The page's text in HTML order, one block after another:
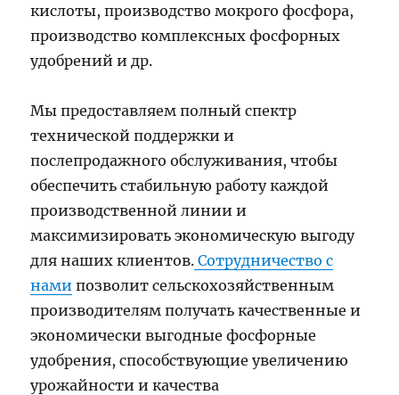
кислоты, производство мокрого фосфора,
производство комплексных фосфорных
удобрений и др.
Мы предоставляем полный спектр
технической поддержки и
послепродажного обслуживания, чтобы
обеспечить стабильную работу каждой
производственной линии и
максимизировать экономическую выгоду
для наших клиентов. Сотрудничество с
нами позволит сельскохозяйственным
производителям получать качественные и
экономически выгодные фосфорные
удобрения, способствующие увеличению
урожайности и качества